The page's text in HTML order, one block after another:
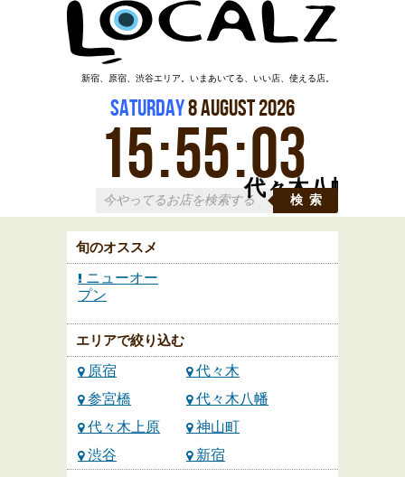
代々木八幡
新宿、原宿、渋谷エリア。いまあいてる、いい店、使える店。
Saturday8August2026
15:55:04
検索
旬のオススメ
ニューオー
プン
エリアで絞り込む
原宿
代々木
参宮橋
代々木八幡
代々木上原
神山町
渋谷
新宿